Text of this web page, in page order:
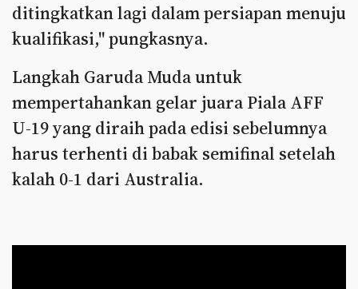
ditingkatkan lagi dalam persiapan menuju
kualifikasi," pungkasnya.
Langkah Garuda Muda untuk
mempertahankan gelar juara Piala AFF
U-19 yang diraih pada edisi sebelumnya
harus terhenti di babak semifinal setelah
kalah 0-1 dari Australia.